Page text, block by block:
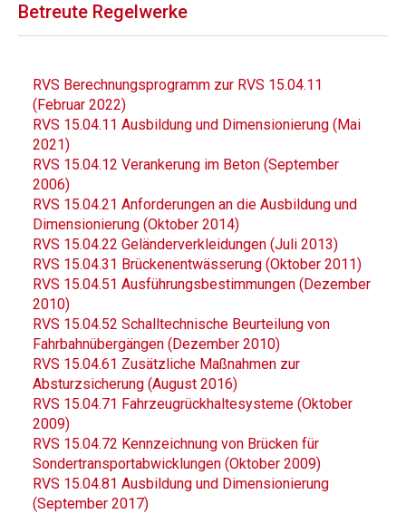
Betreute Regelwerke
RVS Berechnungsprogramm zur RVS 15.04.11
(Februar 2022)
RVS 15.04.11 Ausbildung und Dimensionierung (Mai
2021)
RVS 15.04.12 Verankerung im Beton (September
2006)
RVS 15.04.21 Anforderungen an die Ausbildung und
Dimensionierung (Oktober 2014)
RVS 15.04.22 Geländerverkleidungen (Juli 2013)
RVS 15.04.31 Brückenentwässerung (Oktober 2011)
RVS 15.04.51 Ausführungsbestimmungen (Dezember
2010)
RVS 15.04.52 Schalltechnische Beurteilung von
Fahrbahnübergängen (Dezember 2010)
RVS 15.04.61 Zusätzliche Maßnahmen zur
Absturzsicherung (August 2016)
RVS 15.04.71 Fahrzeugrückhaltesysteme (Oktober
2009)
RVS 15.04.72 Kennzeichnung von Brücken für
Sondertransportabwicklungen (Oktober 2009)
RVS 15.04.81 Ausbildung und Dimensionierung
(September 2017)